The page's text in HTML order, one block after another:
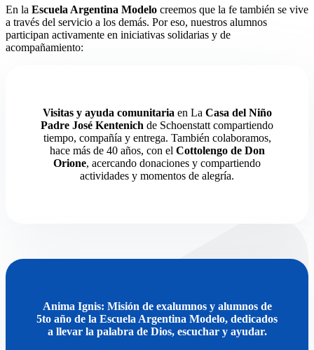
En la Escuela Argentina Modelo creemos que la fe también se vive
a través del servicio a los demás. Por eso, nuestros alumnos
participan activamente en iniciativas solidarias y de
acompañamiento:
Visitas y ayuda comunitaria en La Casa del Niño
Padre José Kentenich de Schoenstatt compartiendo
tiempo, compañía y entrega. También colaboramos,
hace más de 40 años, con el Cottolengo de Don
Orione, acercando donaciones y compartiendo
actividades y momentos de alegría.
Anima Ignis: Misión de exalumnos y alumnos de
5to año de la Escuela Argentina Modelo, dedicados
a llevar la palabra de Dios, escuchar y ayudar.